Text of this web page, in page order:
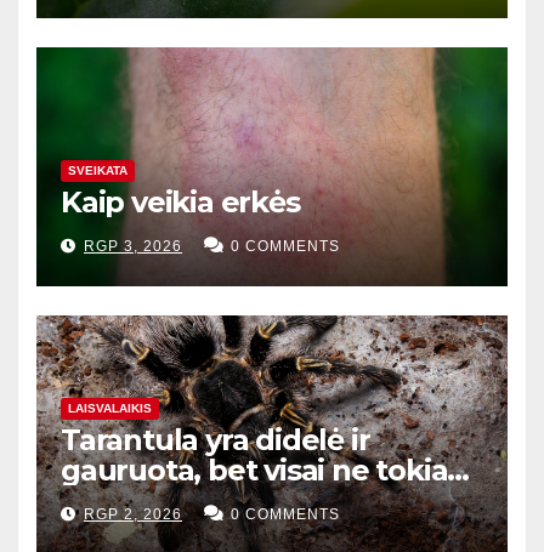
SVEIKATA
Kaip veikia erkės
RGP 3, 2026 0 COMMENTS
LAISVALAIKIS
Tarantula yra didelė ir
gauruota, bet visai ne tokia
baisi
RGP 2, 2026 0 COMMENTS